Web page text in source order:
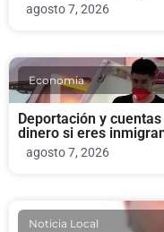
agosto 7, 2026
Economia
Deportación y
dinero si eres
agosto 7, 2026
Noticia Local